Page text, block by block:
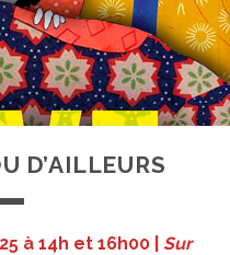
D’AILLEURS
à 14h et 16h00 | Sur